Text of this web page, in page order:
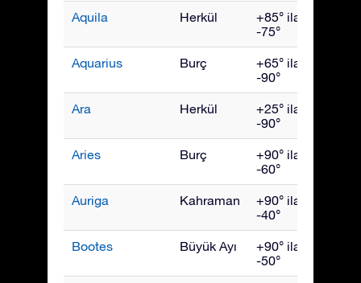
Aquila Herkül
+85° ila
-75°
Aquarius Burç
+65° ila
-90°
Ara Herkül
+25° ila
-90°
Aries Burç
+90° ila
-60°
Auriga Kahraman
+90° ila
-40°
Bootes Büyük Ayı
+90° ila
-50°